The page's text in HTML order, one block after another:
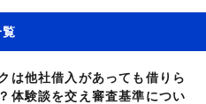
は他社借入があっても借りら
体験談を交え審査基準につい